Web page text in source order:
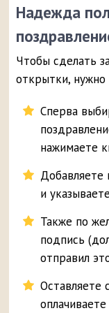
Надежда
Чтобы сделать
открытки, нужно
Сперва
нажимаете
Добавляете
и
Также по
подпись
отправил
Оставляете